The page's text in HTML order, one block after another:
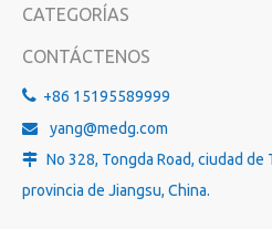
CATEGORÍAS
CONTÁCTENOS
 +86 15195589999
 yang@medg.com
 No 328, Tongda Road, ciudad
provincia de Jiangsu, China.